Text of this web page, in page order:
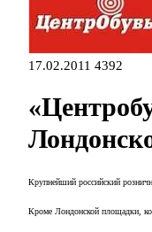
17.02.2011 4392
Крупнейший российский
Кроме Лондонской площадки,